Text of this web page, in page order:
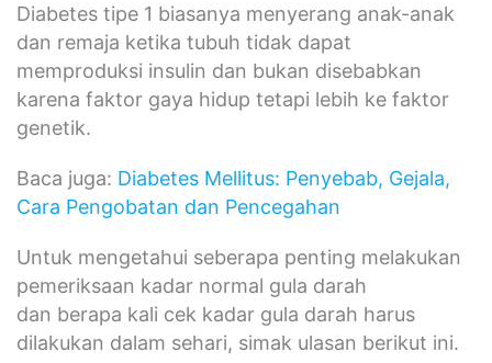
Diabetes tipe 1 biasanya menyerang anak-anak
dan remaja ketika tubuh tidak dapat
memproduksi insulin dan bukan disebabkan
karena faktor gaya hidup tetapi lebih ke faktor
genetik.
Baca juga: Diabetes Mellitus: Penyebab, Gejala,
Cara Pengobatan dan Pencegahan
Untuk mengetahui seberapa penting melakukan
pemeriksaan kadar normal gula darah
dan berapa kali cek kadar gula darah harus
dilakukan dalam sehari, simak ulasan berikut ini.